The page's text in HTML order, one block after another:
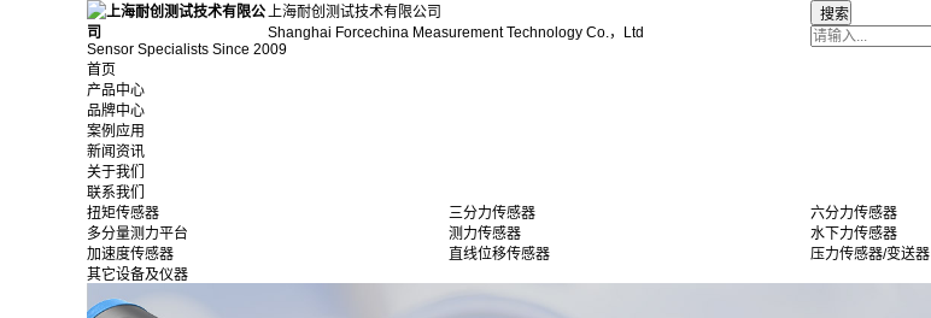
上海耐创测试技术有限公司
Shanghai Forcechina Measurement Technology Co.，Ltd
Sensor Specialists Since 2009
首页
产品中心
品牌中心
案例应用
新闻资讯
关于我们
联系我们
扭矩传感器
三分力传感器 六分力传感器
多分量测力平台
测力传感器 水下力传感器
加速度传感器
直线位移传感器 压力传感器/变送器
其它设备及仪器